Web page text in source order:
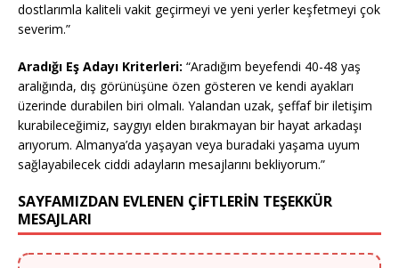
dostlarımla kaliteli vakit geçirmeyi ve yeni yerler keşfetmeyi çok
severim.”
Aradığı Eş Adayı Kriterleri: “Aradığım beyefendi 40-48 yaş
aralığında, dış görünüşüne özen gösteren ve kendi ayakları
üzerinde durabilen biri olmalı. Yalandan uzak, şeffaf bir iletişim
kurabileceğimiz, saygıyı elden bırakmayan bir hayat arkadaşı
arıyorum. Almanya’da yaşayan veya buradaki yaşama uyum
sağlayabilecek ciddi adayların mesajlarını bekliyorum.”
SAYFAMIZDAN EVLENEN ÇİFTLERİN TEŞEKKÜR
MESAJLARI